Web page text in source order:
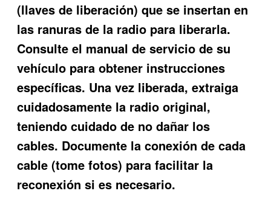
(llaves de liberación) que se insertan en
las ranuras de la radio para liberarla.
Consulte el manual de servicio de su
vehículo para obtener instrucciones
específicas. Una vez liberada, extraiga
cuidadosamente la radio original,
teniendo cuidado de no dañar los
cables. Documente la conexión de cada
cable (tome fotos) para facilitar la
reconexión si es necesario.